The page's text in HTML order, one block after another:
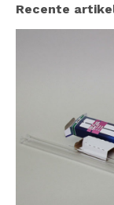
Recente